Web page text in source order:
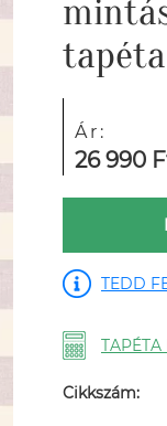
tapéta
Ár:
26 990
TEDD
Cikkszám: